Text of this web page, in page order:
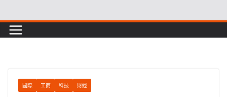
to
content
國際 工商 科技 財經